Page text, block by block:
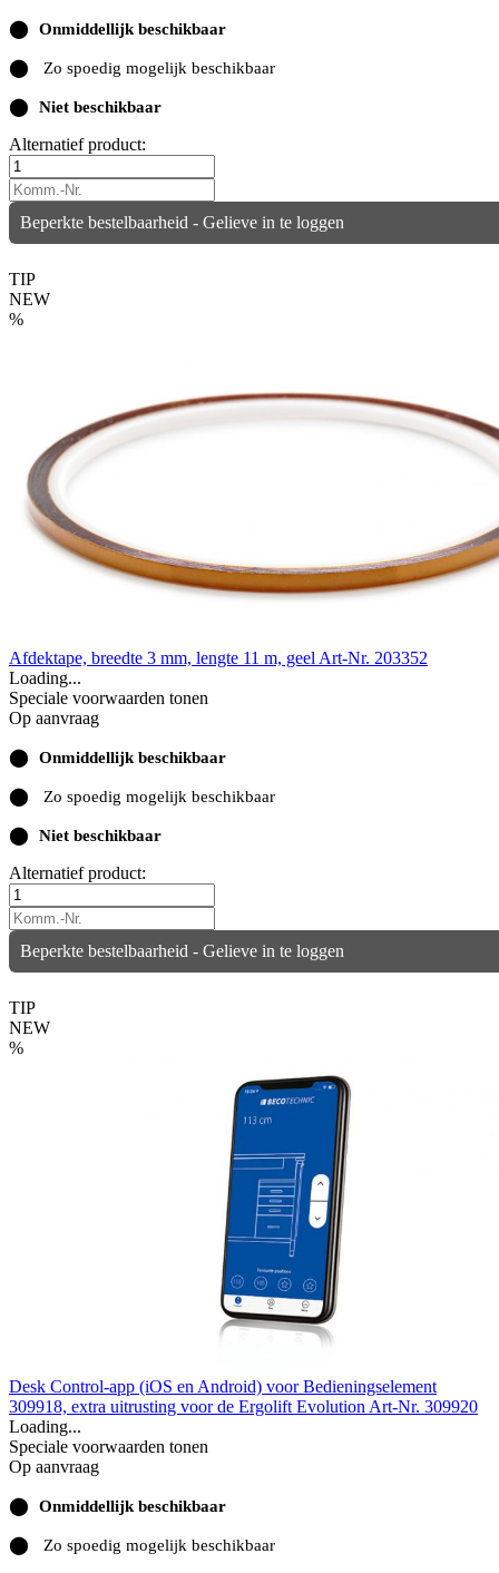
⬤ Onmiddellijk beschikbaar
⬤ Zo spoedig mogelijk beschikbaar
⬤ Niet beschikbaar
Alternatief product:
Beperkte bestelbaarheid - Gelieve in te loggen
TIP
NEW
%
Afdektape, breedte 3 mm, lengte 11 m, geel Art-Nr. 203352
Loading...
Speciale voorwaarden tonen
Op aanvraag
⬤ Onmiddellijk beschikbaar
⬤ Zo spoedig mogelijk beschikbaar
⬤ Niet beschikbaar
Alternatief product:
Beperkte bestelbaarheid - Gelieve in te loggen
TIP
NEW
%
Desk Control-app (iOS en Android) voor Bedieningselement
309918, extra uitrusting voor de Ergolift EvolutionArt-Nr. 309920
Loading...
Speciale voorwaarden tonen
Op aanvraag
⬤ Onmiddellijk beschikbaar
⬤ Zo spoedig mogelijk beschikbaar